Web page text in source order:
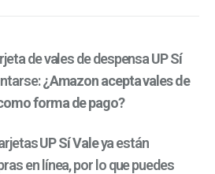
de vales de despensaUP Sí
¿Amazon acepta vales de
forma de pago?
UP Sí Valeya están
en línea, por lo que puedes